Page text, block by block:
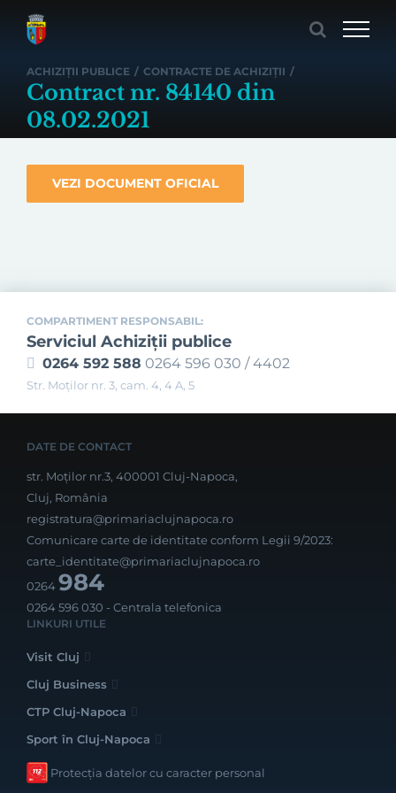
ACHIZIȚII PUBLICE / CONTRACTE DE ACHIZIȚII /
Contract nr. 84140 din
08.02.2021
VEZI DOCUMENT OFICIAL
COMPARTIMENT RESPONSABIL:
Serviciul Achiziţii publice
0264 592 588 0264 596 030 / 4402
Str. Moţilor nr. 3, cam. 4, 4 A, 5
DATE DE CONTACT
str. Moților nr.3, 400001 Cluj-Napoca,
Cluj, România
registratura@primariaclujnapoca.ro
Comunicare carte de identitate conform Legii 9/2023:
carte_identitate@primariaclujnapoca.ro
0264984
0264 596 030 - Centrala telefonica
LINKURI UTILE
Visit Cluj
Cluj Business
CTP Cluj-Napoca
Sport în Cluj-Napoca
Protecția datelor cu caracter personal